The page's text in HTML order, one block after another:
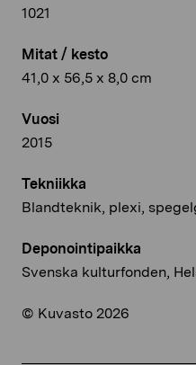
1021
Mitat / kesto
41,0 x 56,5 x 8,0 cm
Vuosi
2015
Tekniikka
Blandteknik, plexi,
Deponointipaikka
Svenska kulturfonden,
© Kuvasto 2026